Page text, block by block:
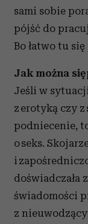
sami sobie
pójść do
Bo łatwo tu
Jak można
Jeśli w
z erotyką czy
podniecenie,
o seks.
i
doświadczała
świadomości
z